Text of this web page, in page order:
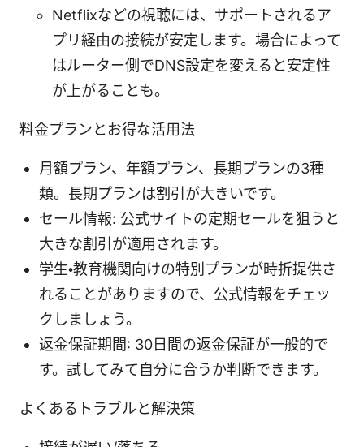
Netflixなどの視聴には、サポートされるア
プリ経由の接続が安定します。場合によって
はルーター側でDNS設定を変えると安定性
が上がることも。
料金プランとお得な活用法
月額プラン、年額プラン、長期プランの3種
類。長期プランは割引が大きいです。
セール情報: 公式サイトの定期セールを狙うと
大きな割引が適用されます。
学生・教育機関向けの特別プランが時折提供さ
れることがありますので、公式情報をチェッ
クしましょう。
返金保証期間: 30日間の返金保証が一般的で
す。試してみて自分に合うか判断できます。
よくあるトラブルと解決策